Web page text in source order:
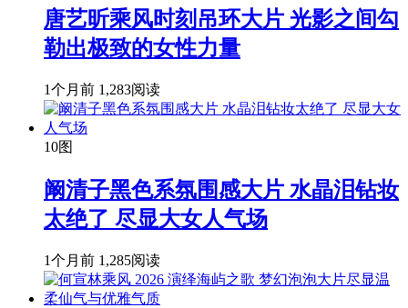
唐艺昕乘风时刻吊环大片 光影之间勾
勒出极致的女性力量
1个月前 1,283阅读
10图
阚清子黑色系氛围感大片 水晶泪钻妆
太绝了 尽显大女人气场
1个月前 1,285阅读